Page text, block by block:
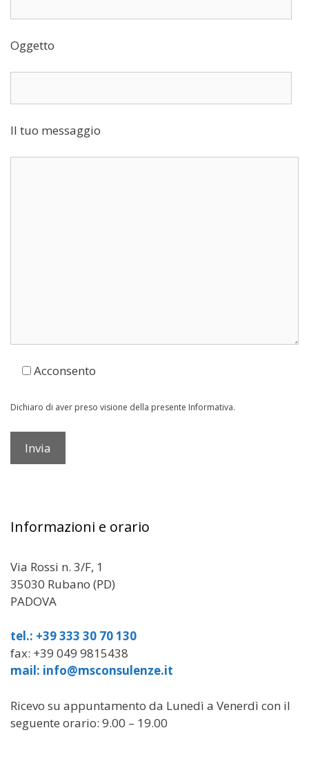
Oggetto
Il tuo messaggio
Acconsento
Dichiaro di aver preso visione della presente Informativa.
Informazioni e orario
Via Rossi n. 3/F, 1
35030 Rubano (PD)
PADOVA
tel.: +39 333 30 70 130
fax: +39 049 9815438
mail: info@msconsulenze.it
Ricevo su appuntamento da Lunedì a Venerdì con il
seguente orario: 9.00 – 19.00